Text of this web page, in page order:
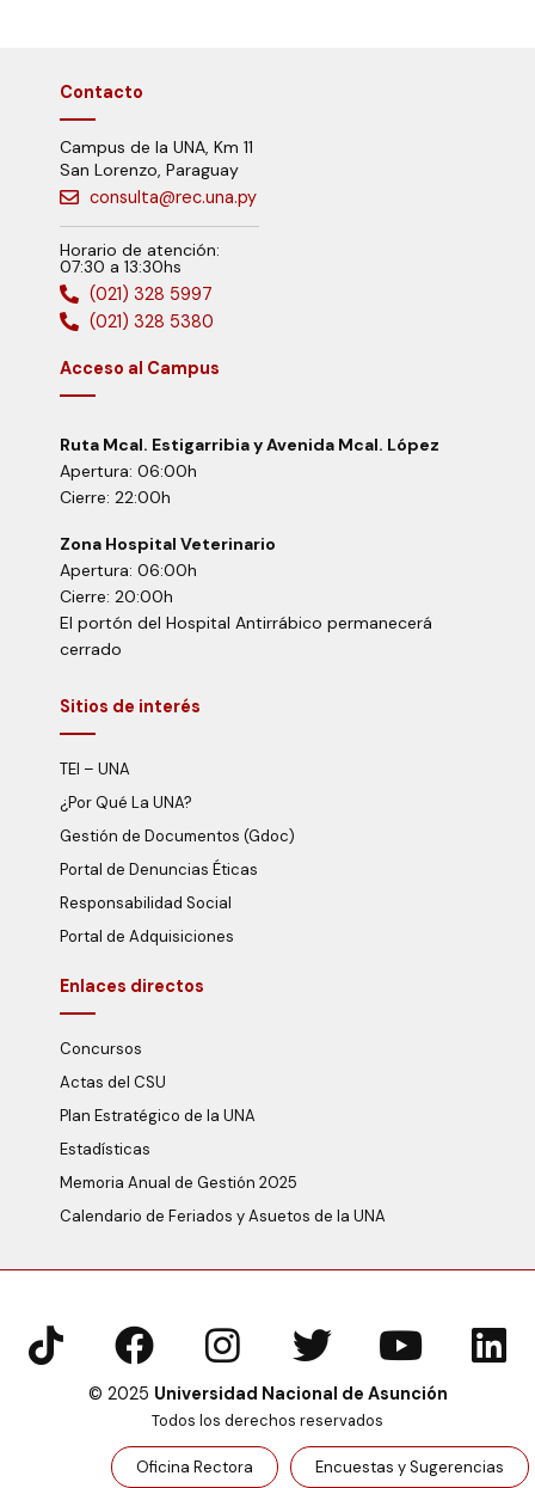
Contacto
Campus de la UNA, Km 11
San Lorenzo, Paraguay
consulta@rec.una.py
Horario de atención:
07:30 a 13:30hs
(021) 328 5997
(021) 328 5380
Acceso al Campus
Ruta Mcal. Estigarribia y Avenida Mcal. López
Apertura: 06:00h
Cierre: 22:00h
Zona Hospital Veterinario
Apertura: 06:00h
Cierre: 20:00h
El portón del Hospital Antirrábico permanecerá
cerrado
Sitios de interés
TEI – UNA
¿Por Qué La UNA?
Gestión de Documentos (Gdoc)
Portal de Denuncias Éticas
Responsabilidad Social
Portal de Adquisiciones
Enlaces directos
Concursos
Actas del CSU
Plan Estratégico de la UNA
Estadísticas
Memoria Anual de Gestión 2025
Calendario de Feriados y Asuetos de la UNA
© 2025 Universidad Nacional de Asunción
Todos los derechos reservados
Oficina Rectora Encuestas y Sugerencias